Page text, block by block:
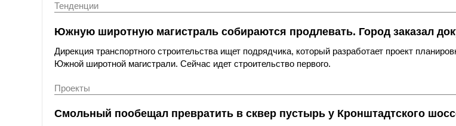
Тенденции
Южную широтную магистраль собираются продлевать. Город заказал
Дирекция транспортного строительства ищет подрядчика, который разработает проект
Южной широтной магистрали. Сейчас идет строительство первого.
Проекты
Смольный пообещал превратить в сквер пустырь у Кронштадтского